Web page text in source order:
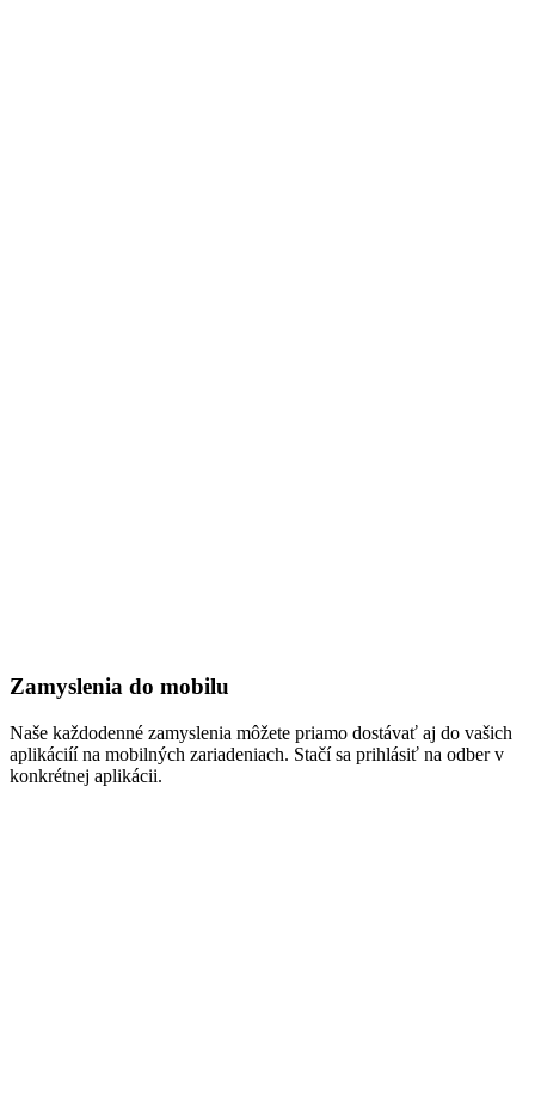
Zamyslenia do mobilu
Naše každodenné zamyslenia môžete priamo dostávať aj do vašich
aplikáciíí na mobilných zariadeniach. Stačí sa prihlásiť na odber v
konkrétnej aplikácii.